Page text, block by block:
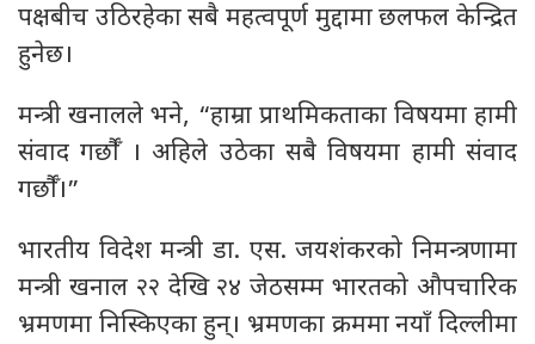
पक्षबीच उठिरहेका सबै महत्वपूर्ण मुद्दामा छलफल केन्द्रित
हुनेछ।
मन्त्री खनालले भने, “हाम्रा प्राथमिकताका विषयमा हामी
संवाद गर्छौँ । अहिले उठेका सबै विषयमा हामी संवाद
गर्छौँ।”
भारतीय विदेश मन्त्री डा. एस. जयशंकरको निमन्त्रणामा
मन्त्री खनाल २२ देखि २४ जेठसम्म भारतको औपचारिक
भ्रमणमा निस्किएका हुन्। भ्रमणका क्रममा नयाँ दिल्लीमा